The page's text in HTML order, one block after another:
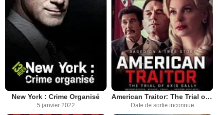
New York : Crime Organisé
5 janvier 2022
American Traitor: The Trial of Axis Sally
Date de sortie inconnue